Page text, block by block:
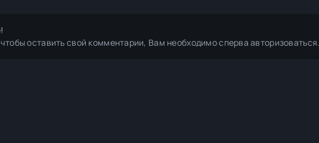
оставить свой комментарии, Вам необходимо сперва авторизоваться.